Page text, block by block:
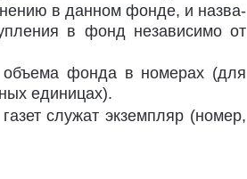
в данном фонде, и назва­
в фонд независимо от
объема фонда в номерах (для
единицах).
служат экземпляр (номер,